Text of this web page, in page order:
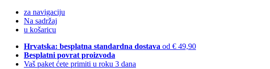
za navigaciju
Na sadržaj
u košaricu
Hrvatska: besplatna standardna dostava od € 49,90
Besplatni povrat proizvoda
Vaš paket ćete primiti u roku 3 dana